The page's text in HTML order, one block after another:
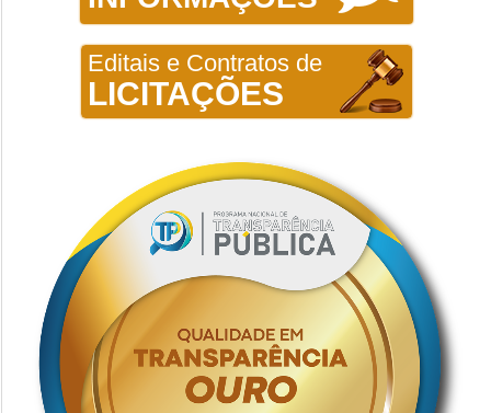
Editais e Contratos de
LICITAÇÕES